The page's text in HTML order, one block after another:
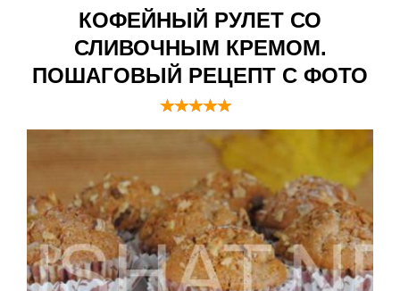
КОФЕЙНЫЙ РУЛЕТ СО
СЛИВОЧНЫМ КРЕМОМ.
ПОШАГОВЫЙ РЕЦЕПТ С ФОТО